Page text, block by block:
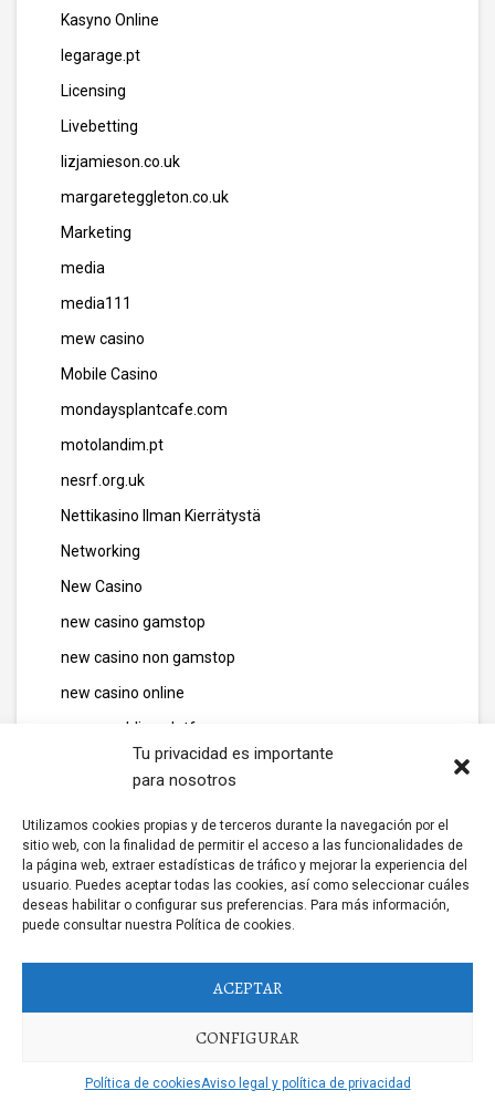
Tu privacidad es importante
para nosotros
Utilizamos cookies propias y de terceros durante la navegación por el
sitio web, con la finalidad de permitir el acceso a las funcionalidades de
la página web, extraer estadísticas de tráfico y mejorar la experiencia del
usuario. Puedes aceptar todas las cookies, así como seleccionar cuáles
deseas habilitar o configurar sus preferencias. Para más información,
puede consultar nuestra Política de cookies.
ACEPTAR
CONFIGURAR
Política de cookiesAviso legal y política de privacidad
Kasyno Online
legarage.pt
Licensing
Livebetting
lizjamieson.co.uk
margareteggleton.co.uk
Marketing
media
media111
mew casino
Mobile Casino
mondaysplantcafe.com
motolandim.pt
nesrf.org.uk
Nettikasino Ilman Kierrätystä
Networking
New Casino
new casino gamstop
new casino non gamstop
new casino online
new gambling platfom
new non gamstop casinos
news011
news06
news10
news14
news25